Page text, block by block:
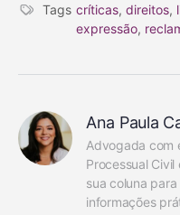
Tags críticas, direitos,
expressão,
Ana Paula
Advogada com
Processual
sua coluna
informações